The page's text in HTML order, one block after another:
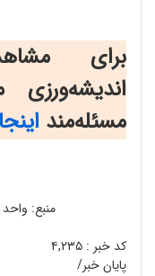
برای
مسئله‌‌مند اینجا
منبع:
کد خبر : ۴,۲۳۵
پایان خبر/